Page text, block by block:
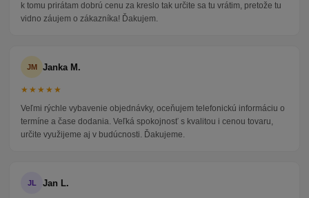
k tomu prirátam dobrú cenu za kreslo tak určite sa tu vrátim, pretože tu
vidno záujem o zákazníka! Ďakujem.
JM Janka M.
★★★★★
Veľmi rýchle vybavenie objednávky, oceňujem telefonickú informáciu o
termíne a čase dodania. Veľká spokojnosť s kvalitou i cenou tovaru,
určite využijeme aj v budúcnosti. Ďakujeme.
JL Jan L.